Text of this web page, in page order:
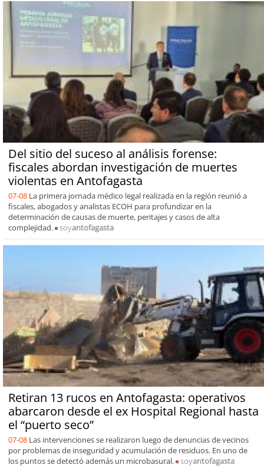
Del sitio del suceso al análisis forense:
fiscales abordan investigación de muertes
violentas en Antofagasta
07-08 La primera jornada médico legal realizada en la región reunió a
fiscales, abogados y analistas ECOH para profundizar en la
determinación de causas de muerte, peritajes y casos de alta
complejidad.
soyantofagasta
Retiran 13 rucos en Antofagasta: operativos
abarcaron desde el ex Hospital Regional hasta
el “puerto seco”
07-08 Las intervenciones se realizaron luego de denuncias de vecinos
por problemas de inseguridad y acumulación de residuos. En uno de
los puntos se detectó además un microbasural.
soyantofagasta